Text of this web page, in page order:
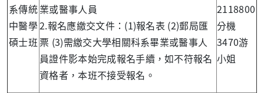
系傳統
中醫學
碩士班
業或醫事人員
2.報名應繳交文件：(1)報名表 (2)郵局匯
票 (3)需繳交大學相關科系畢業或醫事人
員證件影本始完成報名手續，如不符報名
資格者，本班不接受報名。
2118800
分機
3470游
小姐